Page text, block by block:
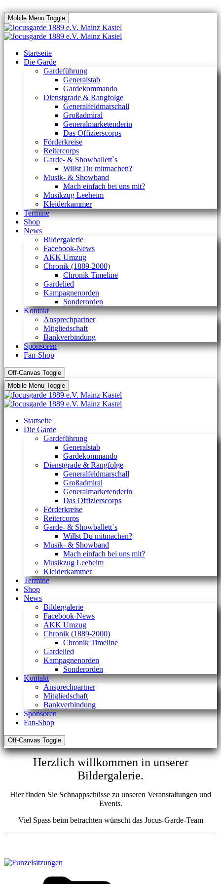
Mobile Menu Toggle
Startseite
Die Garde
Gardeführung
Generalstab
Gardekommando
Dienstgrade & Rangfolge
Generalfeldmarschall
Großadmiral
Generalmarketenderin
Das Offizierscorps
Förderkreise
Reitercorps
Garde- & Showballett`s
Willst Du mitmachen?
Musik- & Showband
Mach einfach bei uns mit?
Musikzug Leeheim
Kleiderkammer
Termine
Shop
News
Bildergalerie
Facebook-News
AKK Umzug
Chronik (1889-2000)
Chronik Timeline
Gardelied
Kampagnenorden
Sonderorden
Kontakt
Ansprechpartner
Mitgliedschaft
Bankverbindung
Sponsoren
Fan-Shop
Off-Canvas Toggle
Mobile Menu Toggle
Startseite
Die Garde
Gardeführung
Generalstab
Gardekommando
Dienstgrade & Rangfolge
Generalfeldmarschall
Großadmiral
Generalmarketenderin
Das Offizierscorps
Förderkreise
Reitercorps
Garde- & Showballett`s
Willst Du mitmachen?
Musik- & Showband
Mach einfach bei uns mit?
Musikzug Leeheim
Kleiderkammer
Termine
Shop
News
Bildergalerie
Facebook-News
AKK Umzug
Chronik (1889-2000)
Chronik Timeline
Gardelied
Kampagnenorden
Sonderorden
Kontakt
Ansprechpartner
Mitgliedschaft
Bankverbindung
Sponsoren
Fan-Shop
Off-Canvas Toggle
Herzlich willkommen in unserer
Bildergalerie.
Hier finden Sie Schnappschüsse zu unseren Veranstaltungen und
Events.
Viel Spass beim betrachten wünscht das Jocus-Garde-Team